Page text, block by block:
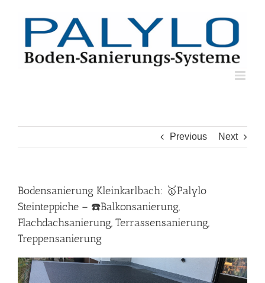
Previous Next
Bodensanierung Kleinkarlbach: 🥇Palylo
Steinteppiche – ☎️Balkonsanierung,
Flachdachsanierung, Terrassensanierung,
Treppensanierung